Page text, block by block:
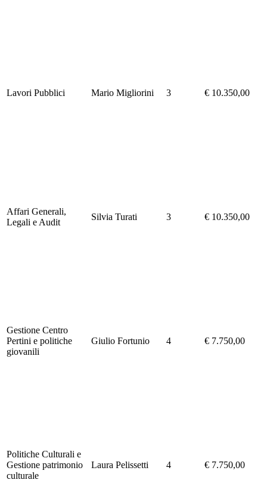
Lavori Pubblici Mario Migliorini 3 € 10.350,00
Affari Generali,
Legali e Audit
Silvia Turati 3 € 10.350,00
Gestione Centro
Pertini e politiche
giovanili
Giulio Fortunio 4 € 7.750,00
Politiche Culturali e
Gestione patrimonio
culturale
Laura Pelissetti 4 € 7.750,00